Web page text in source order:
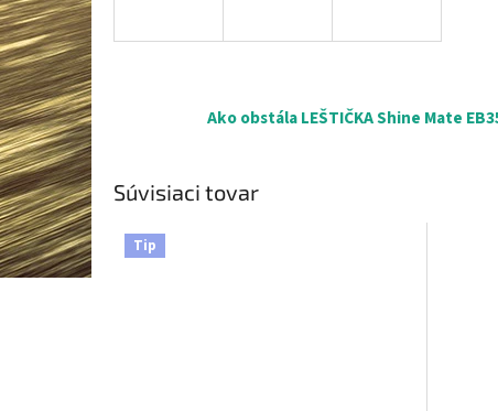
Ako obstála LEŠTIČKA Shine Mate
Súvisiaci tovar
Tip